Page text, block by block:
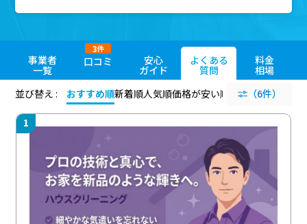
事業者
一覧
口コミ
3件
安心
ガイド
よくある
質問
料金
相場
並び替え :
おすすめ順新着順人気順価格が安い順 評価が高い順
（6件）
1